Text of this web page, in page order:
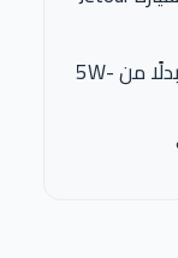
هل يمكن استخدام زيت 10W-40 بدلًا من 5W-